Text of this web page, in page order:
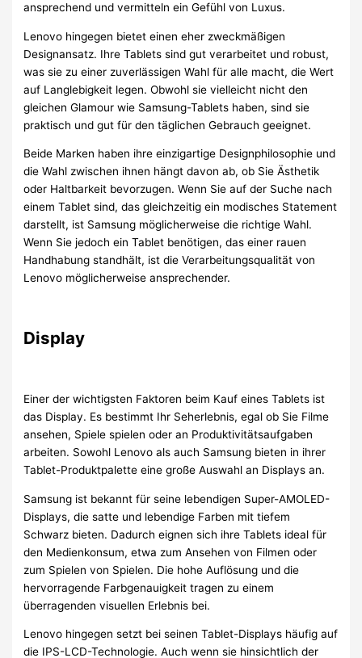
ansprechend und vermitteln ein Gefühl von Luxus.
Lenovo hingegen bietet einen eher zweckmäßigen
Designansatz. Ihre Tablets sind gut verarbeitet und robust,
was sie zu einer zuverlässigen Wahl für alle macht, die Wert
auf Langlebigkeit legen. Obwohl sie vielleicht nicht den
gleichen Glamour wie Samsung-Tablets haben, sind sie
praktisch und gut für den täglichen Gebrauch geeignet.
Beide Marken haben ihre einzigartige Designphilosophie und
die Wahl zwischen ihnen hängt davon ab, ob Sie Ästhetik
oder Haltbarkeit bevorzugen. Wenn Sie auf der Suche nach
einem Tablet sind, das gleichzeitig ein modisches Statement
darstellt, ist Samsung möglicherweise die richtige Wahl.
Wenn Sie jedoch ein Tablet benötigen, das einer rauen
Handhabung standhält, ist die Verarbeitungsqualität von
Lenovo möglicherweise ansprechender.
Display
Einer der wichtigsten Faktoren beim Kauf eines Tablets ist
das Display. Es bestimmt Ihr Seherlebnis, egal ob Sie Filme
ansehen, Spiele spielen oder an Produktivitätsaufgaben
arbeiten. Sowohl Lenovo als auch Samsung bieten in ihrer
Tablet-Produktpalette eine große Auswahl an Displays an.
Samsung ist bekannt für seine lebendigen Super-AMOLED-
Displays, die satte und lebendige Farben mit tiefem
Schwarz bieten. Dadurch eignen sich ihre Tablets ideal für
den Medienkonsum, etwa zum Ansehen von Filmen oder
zum Spielen von Spielen. Die hohe Auflösung und die
hervorragende Farbgenauigkeit tragen zu einem
überragenden visuellen Erlebnis bei.
Lenovo hingegen setzt bei seinen Tablet-Displays häufig auf
die IPS-LCD-Technologie. Auch wenn sie hinsichtlich der